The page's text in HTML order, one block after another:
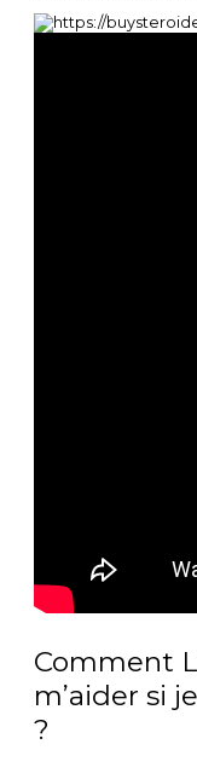
Comment
m’aider si
?